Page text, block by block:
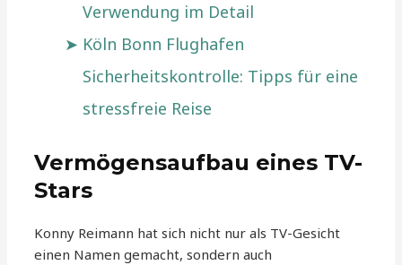
Verwendung im Detail
Köln Bonn Flughafen
Sicherheitskontrolle: Tipps für eine
stressfreie Reise
Vermögensaufbau eines TV-
Stars
Konny Reimann hat sich nicht nur als TV-Gesicht
einen Namen gemacht, sondern auch